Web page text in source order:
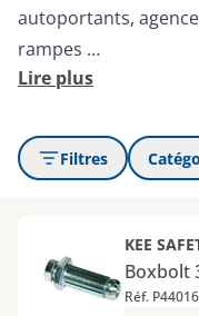
autoportants,
rampes …
Lire plus
Filtres
KEE
Boxbolt
Réf.